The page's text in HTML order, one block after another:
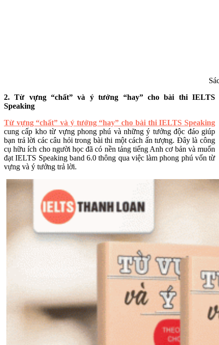
2. Từ vựng “chất” và ý tưởng “hay” cho bài thi IELTS
Speaking
Từ vựng “chất” và ý tưởng “hay” cho bài thi IELTS Speaking
cung cấp kho từ vựng phong phú và những ý tưởng độc đáo giúp
bạn trả lời các câu hỏi trong bài thi một cách ấn tượng. Đây là công
cụ hữu ích cho người học đã có nền tảng tiếng Anh cơ bản và muốn
đạt IELTS Speaking band 6.0 thông qua việc làm phong phú vốn từ
vựng và ý tưởng trả lời.